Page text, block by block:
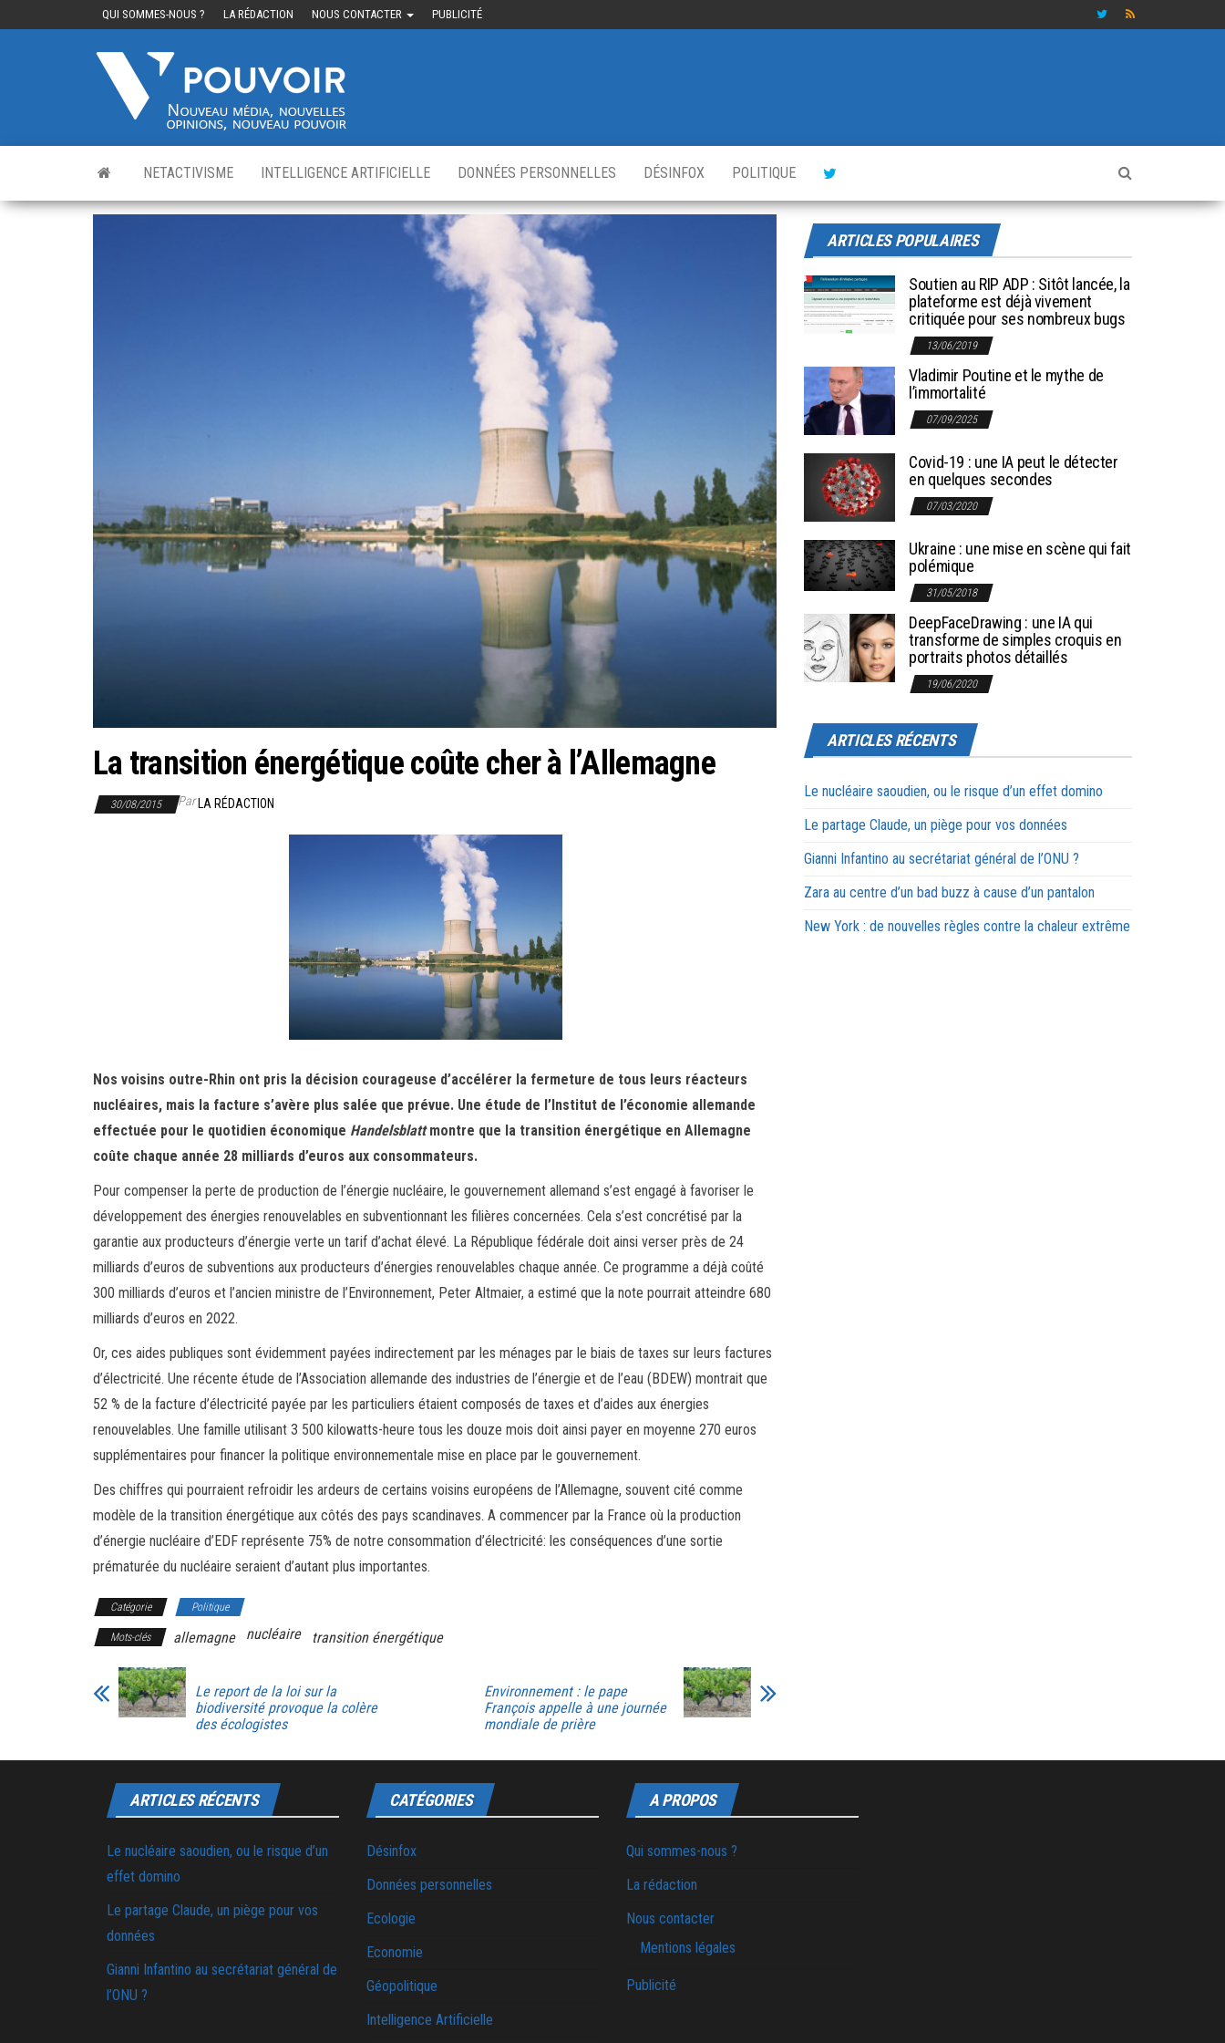
QUI SOMMES-NOUS ? LA RÉDACTION NOUS CONTACTER PUBLICITÉ
nouveau
NETACTIVISME INTELLIGENCE ARTIFICIELLE DONNÉES PERSONNELLES DÉSINFOX POLITIQUE
La transition énergétique coûte cher à l’Allemagne
30/08/2015 ParLA RÉDACTION
Nos voisins outre-Rhin ont pris la décision courageuse d’accélérer la fermeture de tous leurs réacteurs
nucléaires, mais la facture s’avère plus salée que prévue. Une étude de l’Institut de l’économie allemande
effectuée pour le quotidien économique Handelsblattmontre que la transition énergétique en Allemagne
coûte chaque année 28 milliards d’euros aux consommateurs.
Pour compenser la perte de production de l’énergie nucléaire, le gouvernement allemand s’est engagé à favoriser le
développement des énergies renouvelables en subventionnant les filières concernées. Cela s’est concrétisé par la
garantie aux producteurs d’énergie verte un tarif d’achat élevé. La République fédérale doit ainsi verser près de 24
milliards d’euros de subventions aux producteurs d’énergies renouvelables chaque année. Ce programme a déjà coûté
300 milliards d’euros et l’ancien ministre de l’Environnement, Peter Altmaier, a estimé que la note pourrait atteindre 680
milliards d’euros en 2022.
Or, ces aides publiques sont évidemment payées indirectement par les ménages par le biais de taxes sur leurs factures
d’électricité. Une récente étude de l’Association allemande des industries de l’énergie et de l’eau (BDEW) montrait que
52 % de la facture d’électricité payée par les particuliers étaient composés de taxes et d’aides aux énergies
renouvelables. Une famille utilisant 3 500 kilowatts-heure tous les douze mois doit ainsi payer en moyenne 270 euros
supplémentaires pour financer la politique environnementale mise en place par le gouvernement.
Des chiffres qui pourraient refroidir les ardeurs de certains voisins européens de l’Allemagne, souvent cité comme
modèle de la transition énergétique aux côtés des pays scandinaves. A commencer par la France où la production
d’énergie nucléaire d’EDF représente 75% de notre consommation d’électricité: les conséquences d’une sortie
prématurée du nucléaire seraient d’autant plus importantes.
Catégorie Politique
Mots-clés allemagne nucléaire transition énergétique
Le report de la loi sur la
biodiversité provoque la colère
des écologistes
Environnement : le pape
François appelle à une journée
mondiale de prière
ARTICLES POPULAIRES
Soutien au RIP ADP : Sitôt lancée, la
plateforme est déjà vivement
critiquée pour ses nombreux bugs
13/06/2019
Vladimir Poutine et le mythe de
l’immortalité
07/09/2025
Covid-19 : une IA peut le détecter
en quelques secondes
07/03/2020
Ukraine : une mise en scène qui fait
polémique
31/05/2018
DeepFaceDrawing : une IA qui
transforme de simples croquis en
portraits photos détaillés
19/06/2020
ARTICLES RÉCENTS
Le nucléaire saoudien, ou le risque d’un effet domino
Le partage Claude, un piège pour vos données
Gianni Infantino au secrétariat général de l’ONU ?
Zara au centre d’un bad buzz à cause d’un pantalon
New York : de nouvelles règles contre la chaleur extrême
ARTICLES RÉCENTS
Le nucléaire saoudien, ou le risque d’un
effet domino
Le partage Claude, un piège pour vos
données
Gianni Infantino au secrétariat général de
l’ONU ?
CATÉGORIES
Désinfox
Données personnelles
Ecologie
Economie
Géopolitique
Intelligence Artificielle
A PROPOS
Qui sommes-nous ?
La rédaction
Nous contacter
Mentions légales
Publicité